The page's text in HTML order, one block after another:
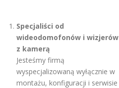
Specjaliści od
wideodomofonów i wizjerów
z kamerą
Jesteśmy firmą
wyspecjalizowaną wyłącznie w
montażu, konfiguracji i serwisie